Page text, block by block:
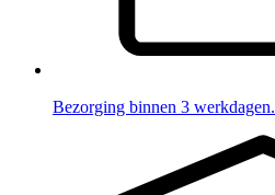
Bezorging binnen 3 werkdagen.